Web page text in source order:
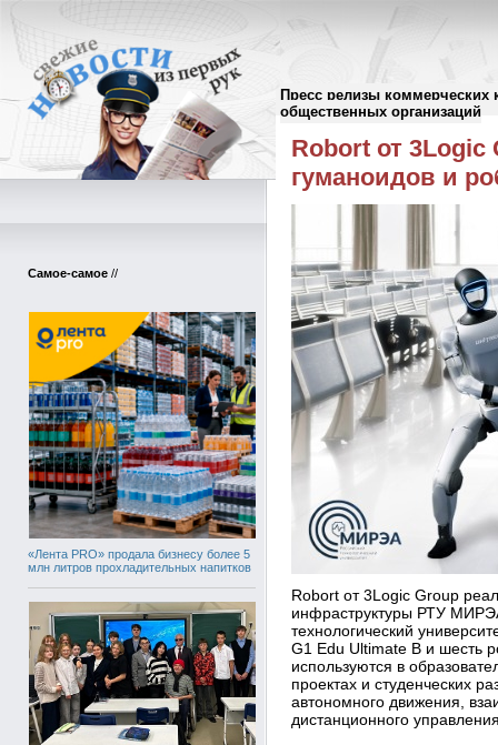
Пресс релизы коммерческих
общественных организаций
Самое-самое //
«Лента PRO» продала бизнесу более 5
млн литров прохладительных напитков
Пресс-релизы//
Robort от
гуманоидов и
Robort от 3Logic Group
инфраструктуры РТУ
технологический
G1 Edu Ultimate B и шесть
используются в
проектах и студенческих
автономного движения,
дистанционного